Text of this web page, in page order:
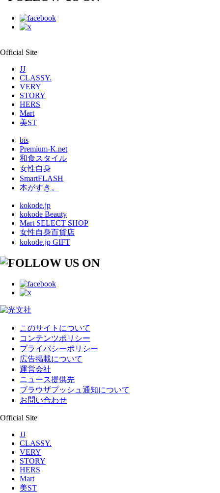
Official Site
JJ
CLASSY.
VERY
STORY
HERS
Mart
美ST
bis
Premium-K.net
和食スタイル
女性自身
SmartFLASH
本がすき。
kokode.jp
kokode Beauty
Mart SELECT SHOP
女性自身百貨店
kokode.jp GIFT
このサイトについて
コンテンツポリシー
プライバシーポリシー
広告掲載について
運営会社
ニュース提供先
ブラウザプッシュ通知について
お問い合わせ
Official Site
JJ
CLASSY.
VERY
STORY
HERS
Mart
美ST